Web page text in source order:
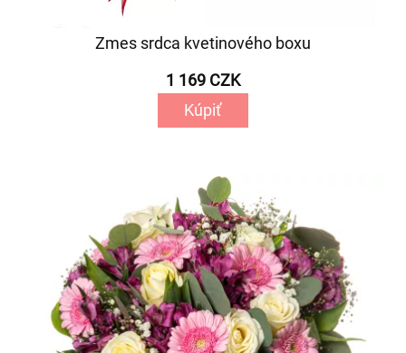
Zmes srdca kvetinového boxu
1 169 CZK
Kúpiť